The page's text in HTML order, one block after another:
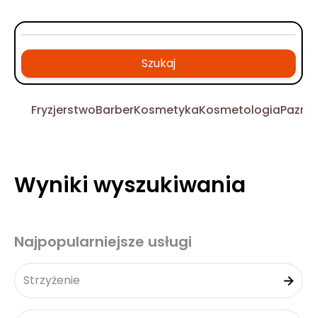
Szukaj
FryzjerstwoBarberKosmetykaKosmetologia
Wyniki wyszukiwania
Najpopularniejsze usługi
Strzyżenie